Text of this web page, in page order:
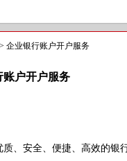
> 企业银行账户开户服务
账户开户服务
安全、便捷、高效的银